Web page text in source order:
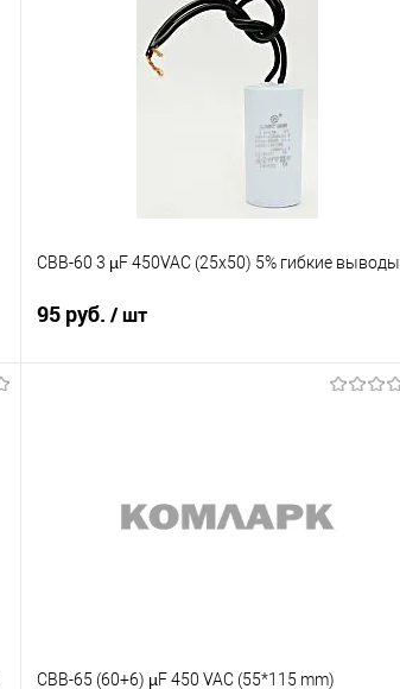
CBB-60 3 µF 450VAC (25x50) 5% гибкие выводы
95 руб. / шт
В избранное
Недоступно
CBB-65 (60+6) µF 450 VAC (55*115 mm)